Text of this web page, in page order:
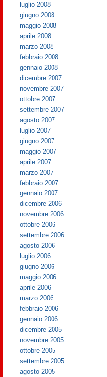
luglio 2008
giugno 2008
maggio 2008
aprile 2008
marzo 2008
febbraio 2008
gennaio 2008
dicembre 2007
novembre 2007
ottobre 2007
settembre 2007
agosto 2007
luglio 2007
giugno 2007
maggio 2007
aprile 2007
marzo 2007
febbraio 2007
gennaio 2007
dicembre 2006
novembre 2006
ottobre 2006
settembre 2006
agosto 2006
luglio 2006
giugno 2006
maggio 2006
aprile 2006
marzo 2006
febbraio 2006
gennaio 2006
dicembre 2005
novembre 2005
ottobre 2005
settembre 2005
agosto 2005